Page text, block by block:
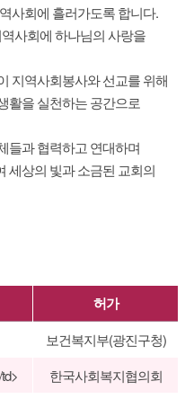
사회에 흘러가도록 합니다.
사회에 하나님의 사랑을
지역사회봉사와 선교를 위해
활을 실천하는 공간으로
들과 협력하고 연대하며
세상의 빛과 소금된 교회의
허가
보건복지부(광진구청)
한국사회복지협의회